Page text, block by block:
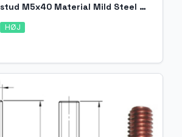
PT Threaded stud M5x40 Material Mild Steel 4.8 acc. EN ISO 13918
HØJ